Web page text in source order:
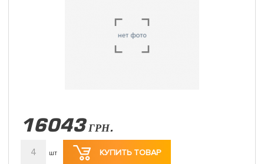
16043 ГРН.
4 шт КУПИТЬ ТОВАР